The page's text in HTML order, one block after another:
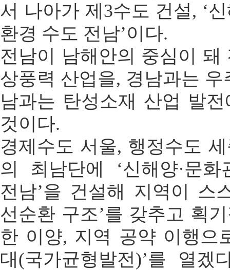
서 나아가 제3수도 건설, ‘
환경 수도 전남’이다.
전남이 남해안의 중심이 돼
상풍력 산업을, 경남과는 우
남과는 탄성소재 산업 발
것이다.
경제수도 서울, 행정수도
의 최남단에 ‘신해양·문화
전남’을 건설해 지역이 스
선순환 구조’를 갖추고 획
한 이양, 지역 공약 이행으
대(국가균형발전)’를 열겠